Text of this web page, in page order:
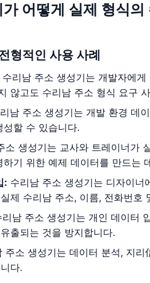
어떻게 실제 형식
형적인 사용 사례
수리남 주소 생성기는 개발자에
않고도 수리남 주소 형식 요구
남 주소 생성기는 개발 환경 데
할 수 있습니다.
소 생성기는 교사와 트레이너가
기 위한 예제 데이터를 만드는
: 수리남 주소 생성기는 디자이
제 수리남 주소, 이름, 전화번호
리남 주소 생성기는 개인 데이터
출되는 것을 방지합니다.
주소 생성기는 데이터 분석, 지
다.